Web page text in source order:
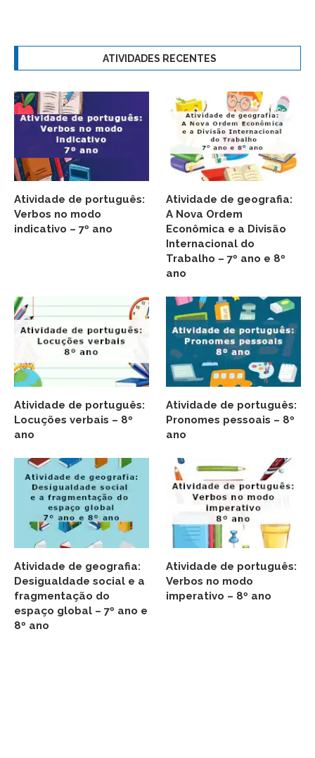
ATIVIDADES RECENTES
Atividade de português:
Verbos no modo
indicativo – 7º ano
Atividade de geografia:
A Nova Ordem
Econômica e a Divisão
Internacional do
Trabalho – 7º ano e 8º
ano
Atividade de português:
Locuções verbais – 8º
ano
Atividade de português:
Pronomes pessoais – 8º
ano
Atividade de geografia:
Desigualdade social e a
fragmentação do
espaço global – 7º ano e
8º ano
Atividade de português:
Verbos no modo
imperativo – 8º ano